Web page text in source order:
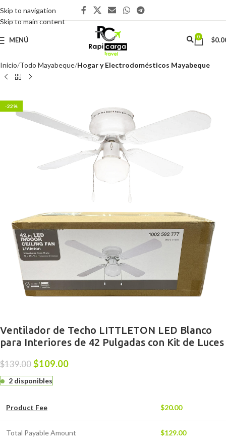
Skip to navigation
Skip to main content
MENÚ 0 $
Inicio Todo Mayabeque Hogar y Electrodomésticos Mayabeque
-22%
Ventilador de Techo LITTLETON LED Blanco
para Interiores de 42 Pulgadas con Kit de Luces
$139.00 $109.00
2 disponibles
Product Fee $20.00
Total Payable Amount $129.00